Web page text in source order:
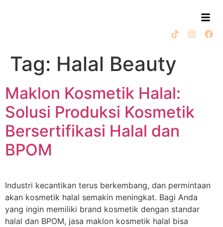
Tag: Halal Beauty
Maklon Kosmetik Halal:
Solusi Produksi Kosmetik
Bersertifikasi Halal dan
BPOM
Industri kecantikan terus berkembang, dan permintaan
akan kosmetik halal semakin meningkat. Bagi Anda
yang ingin memiliki brand kosmetik dengan standar
halal dan BPOM, jasa maklon kosmetik halal bisa